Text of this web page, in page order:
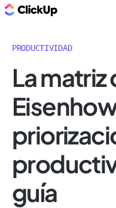
PRODUCTIVIDAD
La matriz
guía